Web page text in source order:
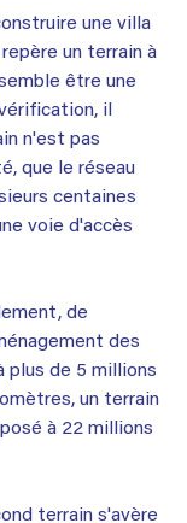
une villa
un terrain à
être une
il
n'est pas
que le réseau
centaines
voie d'accès
de
des
plus de 5 millions
un terrain
à 22 millions
terrain s'avère